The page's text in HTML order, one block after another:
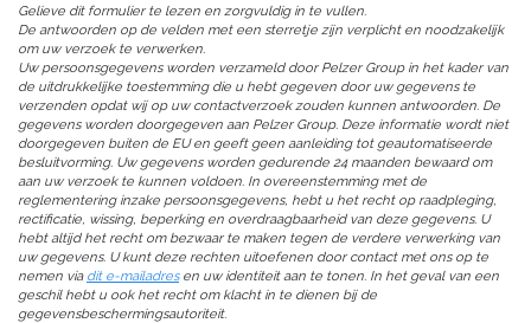
Gelieve dit formulier te lezen en zorgvuldig in te vullen.
De antwoorden op de velden met een sterretje zijn verplicht en noodzakelijk
om uw verzoek te verwerken.
Uw persoonsgegevens worden verzameld door Pelzer Group in het kader van
de uitdrukkelijke toestemming die u hebt gegeven door uw gegevens te
verzenden opdat wij op uw contactverzoek zouden kunnen antwoorden. De
gegevens worden doorgegeven aan Pelzer Group. Deze informatie wordt niet
doorgegeven buiten de EU en geeft geen aanleiding tot geautomatiseerde
besluitvorming. Uw gegevens worden gedurende 24 maanden bewaard om
aan uw verzoek te kunnen voldoen. In overeenstemming met de
reglementering inzake persoonsgegevens, hebt u het recht op raadpleging,
rectificatie, wissing, beperking en overdraagbaarheid van deze gegevens. U
hebt altijd het recht om bezwaar te maken tegen de verdere verwerking van
uw gegevens. U kunt deze rechten uitoefenen door contact met ons op te
nemen via dit e-mailadresen uw identiteit aan te tonen. In het geval van een
geschil hebt u ook het recht om klacht in te dienen bij de
gegevensbeschermingsautoriteit.